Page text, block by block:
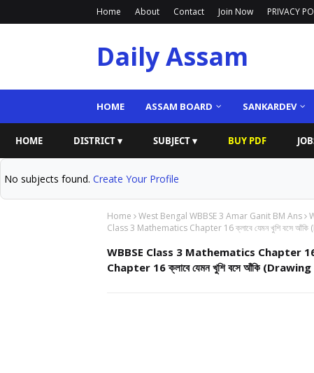
Home About Contact Join Now PRIVACY
Daily Assam
HOME ASSAM BOARD SANKARDEV
HOME DISTRICT ▾ SUBJECT ▾ BUY PDF
No subjects found. Create Your Profile
Home West Bengal WBBSE 3 Amar Ganit BM Ans
Class 3 Mathematics Chapter 16 ক্লাবে যেমন খুশি বসে
WBBSE Class 3 Mathematics Chapter
Chapter 16 ক্লাবে যেমন খুশি বসে আঁকি